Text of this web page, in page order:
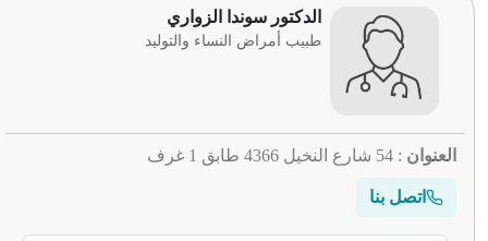
الدكتور سوندا الزواري
طبيب أمراض النساء والتوليد
العنوان : 54 شارع النخيل 4366 طابق 1 غرف
اتصل بنا